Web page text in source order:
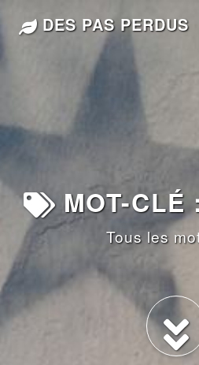
DES PAS PERDUS
MOT-CLÉ
Tous les